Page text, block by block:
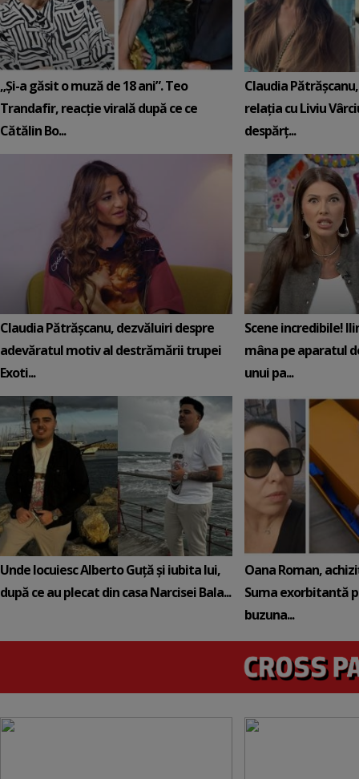
„Și-a găsit o muză de 18 ani”. Teo
Trandafir, reacție virală după ce ce
Cătălin Bo...
Claudia
relația cu Liviu
despărț...
Claudia Pătrășcanu, dezvăluiri despre
adevăratul motiv al destrămării trupei
Exoti...
Scene incredibile!
mâna pe aparatul
unui pa...
Unde locuiesc Alberto Guță și iubita lui,
după ce au plecat din casa Narcisei Bala...
Oana Roman,
Suma exorbitantă
buzuna...